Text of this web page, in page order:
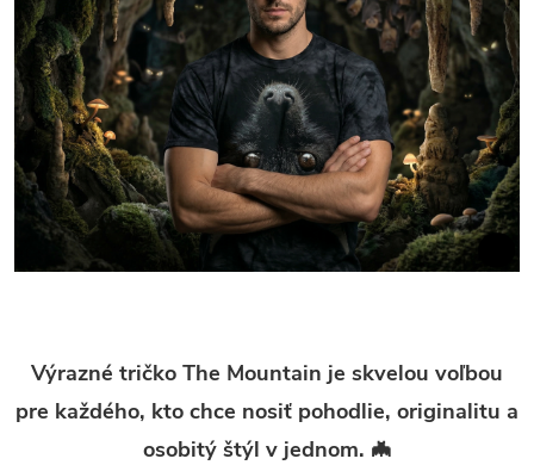
Výrazné tričko The Mountain je skvelou voľbou
pre každého, kto chce nosiť pohodlie, originalitu a
osobitý štýl v jednom. 🦇